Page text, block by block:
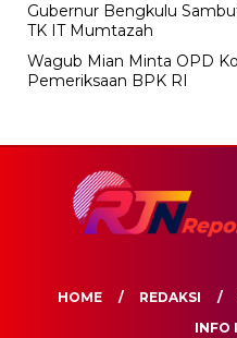
Gubernur Bengkulu
TK IT Mumtazah
Wagub Mian Minta OPD
Pemeriksaan BPK RI
HOME REDAKSI
INFO